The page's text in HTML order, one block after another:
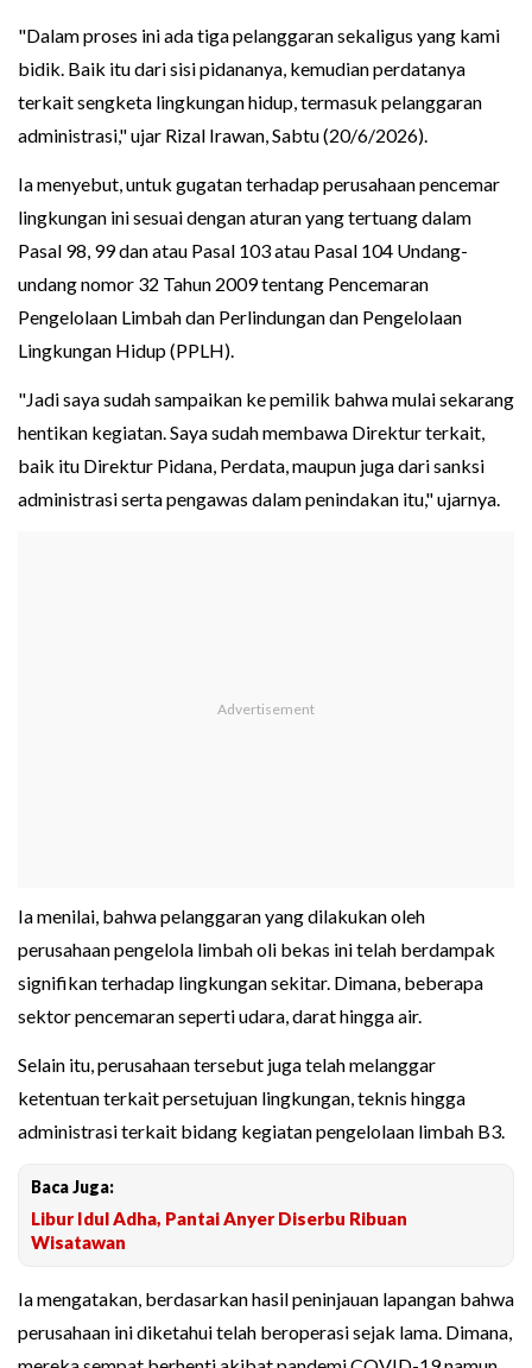
"Dalam proses ini ada tiga pelanggaran sekaligus yang kami
bidik. Baik itu dari sisi pidananya, kemudian perdatanya
terkait sengketa lingkungan hidup, termasuk pelanggaran
administrasi," ujar Rizal Irawan, Sabtu (20/6/2026).
Ia menyebut, untuk gugatan terhadap perusahaan pencemar
lingkungan ini sesuai dengan aturan yang tertuang dalam
Pasal 98, 99 dan atau Pasal 103 atau Pasal 104 Undang-
undang nomor 32 Tahun 2009 tentang Pencemaran
Pengelolaan Limbah dan Perlindungan dan Pengelolaan
Lingkungan Hidup (PPLH).
"Jadi saya sudah sampaikan ke pemilik bahwa mulai sekarang
hentikan kegiatan. Saya sudah membawa Direktur terkait,
baik itu Direktur Pidana, Perdata, maupun juga dari sanksi
administrasi serta pengawas dalam penindakan itu," ujarnya.
Ia menilai, bahwa pelanggaran yang dilakukan oleh
perusahaan pengelola limbah oli bekas ini telah berdampak
signifikan terhadap lingkungan sekitar. Dimana, beberapa
sektor pencemaran seperti udara, darat hingga air.
Selain itu, perusahaan tersebut juga telah melanggar
ketentuan terkait persetujuan lingkungan, teknis hingga
administrasi terkait bidang kegiatan pengelolaan limbah B3.
Baca Juga:
Libur Idul Adha, Pantai Anyer Diserbu Ribuan
Wisatawan
Ia mengatakan, berdasarkan hasil peninjauan lapangan bahwa
perusahaan ini diketahui telah beroperasi sejak lama. Dimana,